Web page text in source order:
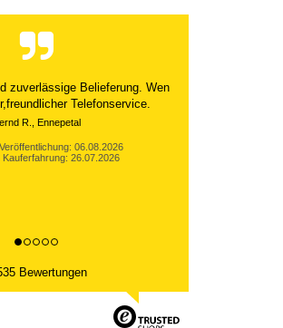
innerhalb von 24 Stunden
Ich liebe die 1kg
Alubeutel.
06.08.2026
Kauferfahrung: 27.07.2026
Bewertungen